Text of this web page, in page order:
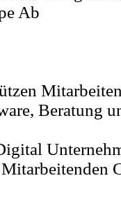
Ab
Beratung